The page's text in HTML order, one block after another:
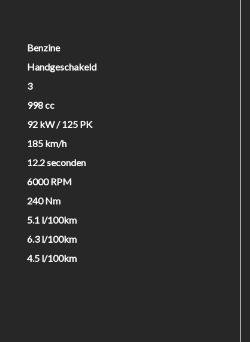
Benzine
Handgeschakeld
3
998 cc
92 kW / 125 PK
185 km/h
12.2 seconden
6000 RPM
240 Nm
5.1 l/100km
6.3 l/100km
4.5 l/100km